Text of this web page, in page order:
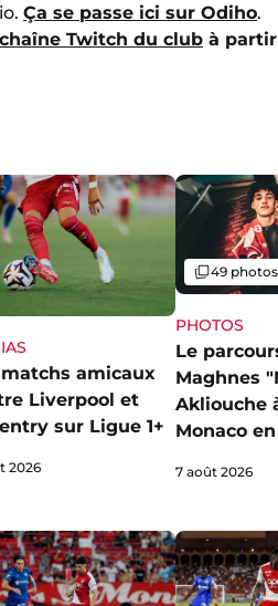
Ça se passe ici sur Odiho.
Twitch du club à
matchs amicaux
Liverpool et
sur Ligue 1+
2026
PHOTOS
Le
Maghnes
Akliouche
Monaco
Galerie
49 photos
7 août 2026